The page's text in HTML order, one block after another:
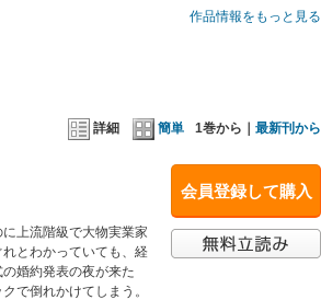
作品情報をもっと見る
詳細 簡単 1巻から｜ 最新刊から
会員登録して購入
上流階級で大物実業家
とわかっていても、経
婚約発表の夜が来た
で倒れかけてしまう。